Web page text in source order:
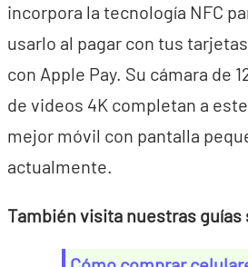
incorpora la tecnología NFC
usarlo al pagar con tus
con Apple Pay. Su cámara de
de videos 4K completan a
mejor móvil con pantalla
actualmente.
También visita nuestras